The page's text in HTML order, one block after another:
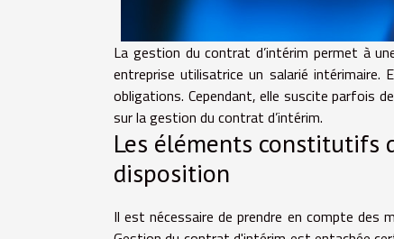
La gestion du contrat d’intérim permet à
entreprise utilisatrice un salarié
obligations. Cependant, elle suscite parfois
sur la gestion du contrat d’intérim.
Les éléments constitutifs
disposition
Il est nécessaire de prendre en compte des